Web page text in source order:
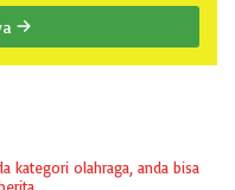
kategori olahraga, anda bisa